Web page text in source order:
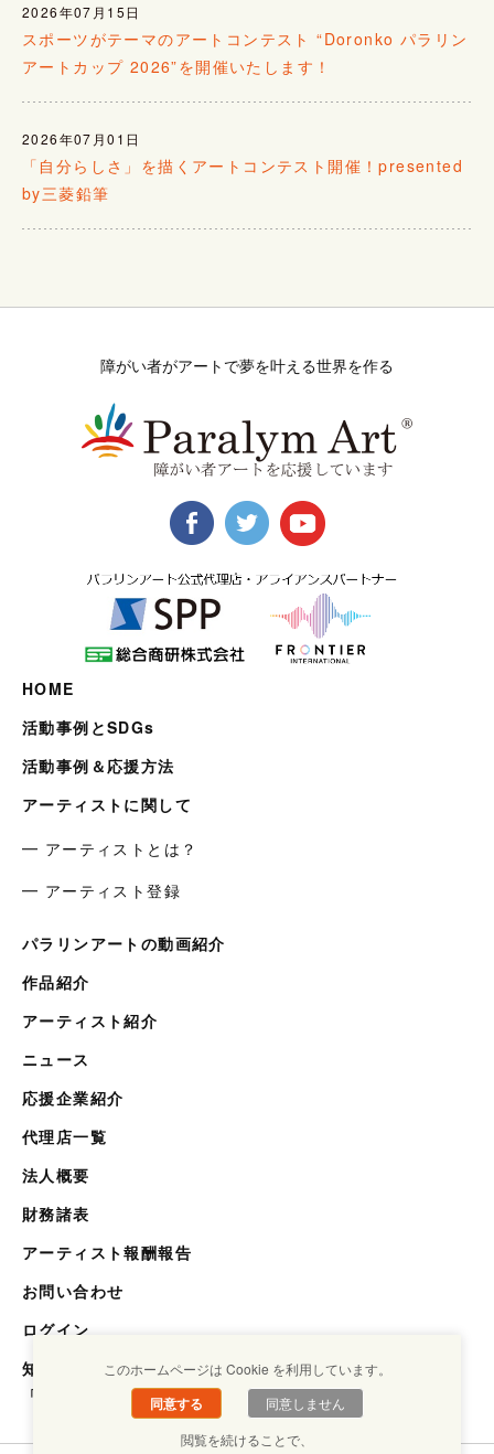
2026年07月15日
スポーツがテーマのアートコンテスト “Doronko パラリン
アートカップ 2026”を開催いたします！
2026年07月01日
「自分らしさ」を描くアートコンテスト開催！presented
by三菱鉛筆
障がい者がアートで夢を叶える世界を作る
HOME
活動事例とSDGs
活動事例＆応援方法
アーティストに関して
━ アーティストとは？
━ アーティスト登録
パラリンアートの動画紹介
作品紹介
アーティスト紹介
ニュース
応援企業紹介
代理店一覧
法人概要
財務諸表
アーティスト報酬報告
お問い合わせ
ログイン
知らない世界を知るメディア
「キクエスト」
このホームページは Cookie を利用しています。
同意する
同意しません
閲覧を続けることで、